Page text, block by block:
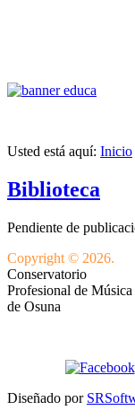
Usted está aquí: Inicio
Biblioteca
Pendiente de
Copyright © 2026.
Conservatorio
Profesional de Música
de Osuna
Diseñado por